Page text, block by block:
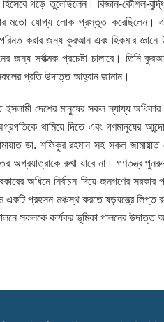
গড়ে তুলেছিলেন। বিজ্ঞান-কৌশল-
মতো যোগ্য লোক প্রস্তুত করেছিলেন।
করার জন্য কুরআন এবং হিকমার
জন্য সর্বাত্মক প্রচেষ্টা চালাবে। তিনি
প্রতি উদাত্ত আহ্বান জানান।
ইসলামী দেশের মানুষের সকল ন্যায্য
অগ্রগতিকে থামিয়ে দিতে এবং গণমানুষের
ডা. শফিকুর রহমান সহ সকল জামায়াত
অগ্রযাত্রাকে রুখা যাবে না। গণতন্ত্র
অধিনে নির্বাচন দিয়ে জনগণের
একটি প্রহসন মঞ্চস্থ করতে ষড়যন্ত্রে
সকলকে কার্যকর ভূমিকা পালনের উদাত্ত